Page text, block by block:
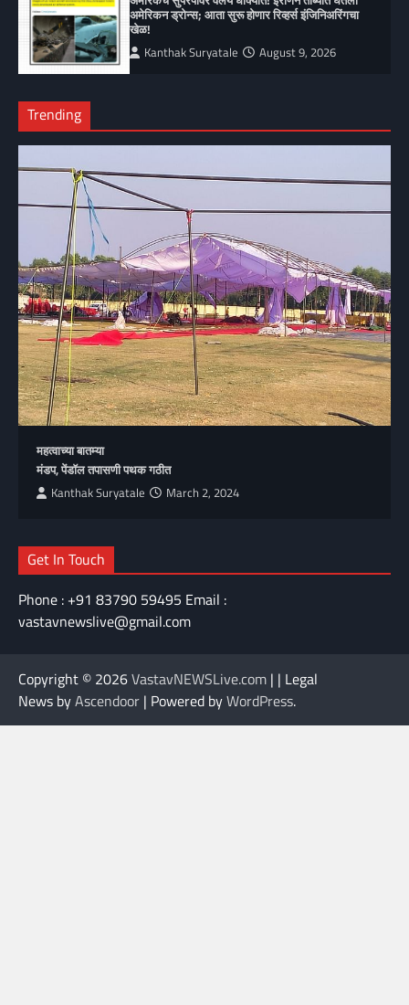
अमेरिकन ड्रोन्स; आता सुरू होणार रिव्हर्स इंजिनिअरिंगचा
खेळ!
Kanthak Suryatale August 9, 2026
Trending
महत्वाच्या बातम्या
मंडप, पेंडॉल तपासणी पथक गठीत
Kanthak Suryatale March 2, 2024
Get In Touch
Phone : +91 83790 59495 Email :
vastavnewslive@gmail.com
Copyright © 2026VastavNEWSLive.com | | Legal
News byAscendoor | Powered byWordPress.